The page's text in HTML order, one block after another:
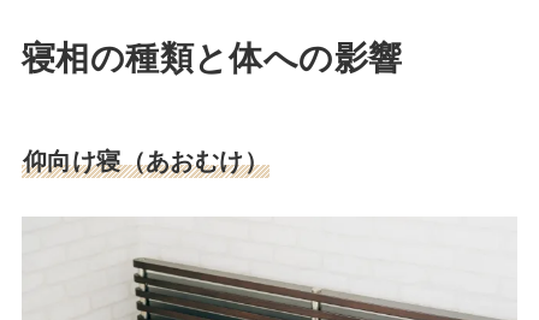
寝相の種類と体への影響
仰向け寝（あおむけ）